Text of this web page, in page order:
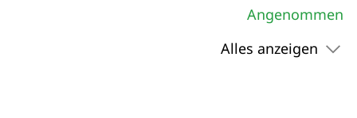
Angenommen
Alles anzeigen